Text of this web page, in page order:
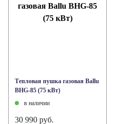
Тепловая пушка газовая Ballu
BHG-85 (75 кВт)
в наличии
30 990 руб.